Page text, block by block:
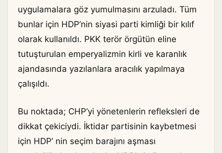
uygulamalara göz yumulmasını arzuladı. Tüm
bunlar için HDP’nin siyasi parti kimliği bir kılıf
olarak kullanıldı. PKK terör örgütün eline
tutuşturulan emperyalizmin kirli ve karanlık
ajandasında yazılanlara aracılık yapılmaya
çalışıldı.
Bu noktada; CHP’yi yönetenlerin refleksleri de
dikkat çekiciydi. İktidar partisinin kaybetmesi
için HDP’ nin seçim barajını aşması